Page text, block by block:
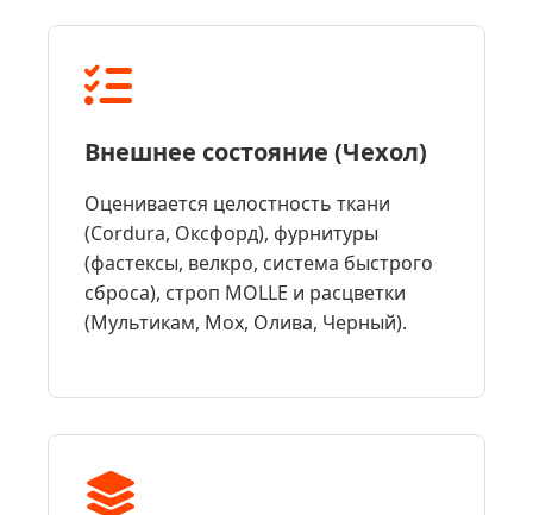
Внешнее состояние (Чехол)
Оценивается целостность ткани
(Cordura, Оксфорд), фурнитуры
(фастексы, велкро, система быстрого
сброса), строп MOLLE и расцветки
(Мультикам, Мох, Олива, Черный).